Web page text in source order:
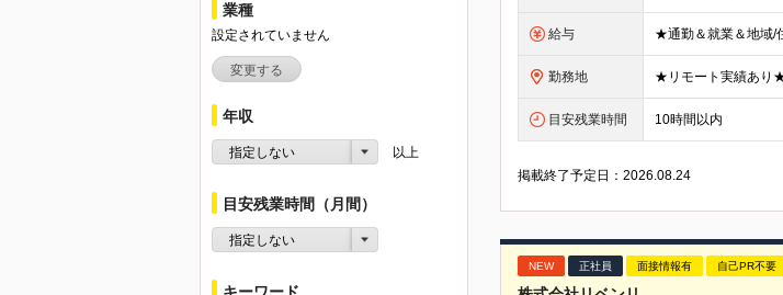
業種
設定されていません
変更する
年収
指定しない 以上
目安残業時間（月間）
指定しない
キーワード
給与
勤務地
目安残業時間 10時間以内
掲載終了予定日：2026.08.24
NEW 正社員 面接情報有 自己PR不要